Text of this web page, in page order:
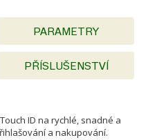
PARAMETRY
PŘÍSLUŠENSTVÍ
ID na rychlé, snadné a
a nakupování.